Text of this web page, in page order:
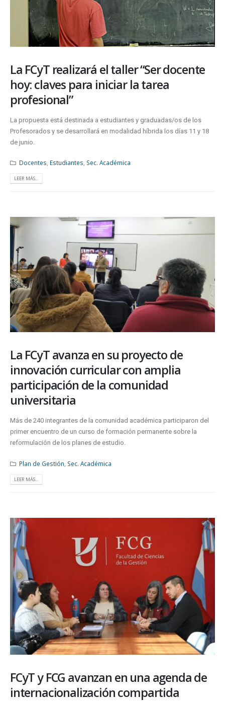
La FCyT realizará el taller “Ser docente
hoy: claves para iniciar la tarea
profesional”
La propuesta está destinada a estudiantes y graduadas/os de los
Profesorados y se desarrollará en modalidad híbrida los días 11 y 18
de junio.
Docentes Estudiantes Sec. Académica
LEER MÁS...
La FCyT avanza en su proyecto de
innovación curricular con amplia
participación de la comunidad
universitaria
Más de 240 integrantes de la comunidad académica participaron del
primer encuentro de un curso de formación permanente sobre la
reformulación de los planes de estudio.
Plan de Gestión Sec. Académica
LEER MÁS...
FCyT y FCG avanzan en una agenda de
internacionalización compartida